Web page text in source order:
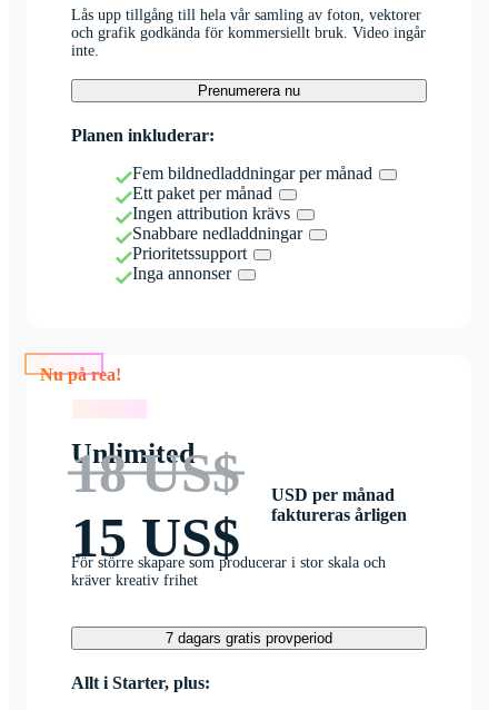
Lås upp tillgång till hela vår samling av foton, vektorer
och grafik godkända för kommersiellt bruk. Video ingår
inte.
Prenumerera nu
Planen inkluderar:
Fem bildnedladdningar per månad
Ett paket per månad
Ingen attribution krävs
Snabbare nedladdningar
Prioritetssupport
Inga annonser
Nu på rea!
Unlimited
18 US$
15 US$
USD per månad
faktureras årligen
För större skapare som producerar i stor skala och
kräver kreativ frihet
7 dagars gratis provperiod
Allt i Starter, plus: